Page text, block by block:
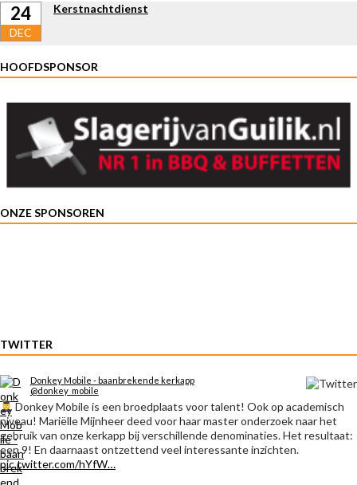
24
DEC
Kerstnachtdienst
HOOFDSPONSOR
ONZE SPONSOREN
TWITTER
Donkey Mobile - baanbrekende kerkapp
@donkey_mobile
Donkey Mobile is een broedplaats voor talent! Ook op academisch
niveau! Mariëlle Mijnheer deed voor haar master onderzoek naar het
gebruik van onze kerkapp bij verschillende denominaties. Het resultaat:
een 9! En daarnaast ontzettend veel interessante inzichten.
pic.twitter.com/hYfW…